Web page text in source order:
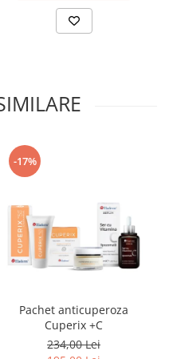
care semnaleaza aparitia
acestea aduc dupa sine si
Sursa foto: bildderfrau.de
pot tine in frau dezvoltarea
Cuperix se numara printre
extern responsabil de
-17%
Pachet anticuperoza
Cuperix +C
234,00 Lei